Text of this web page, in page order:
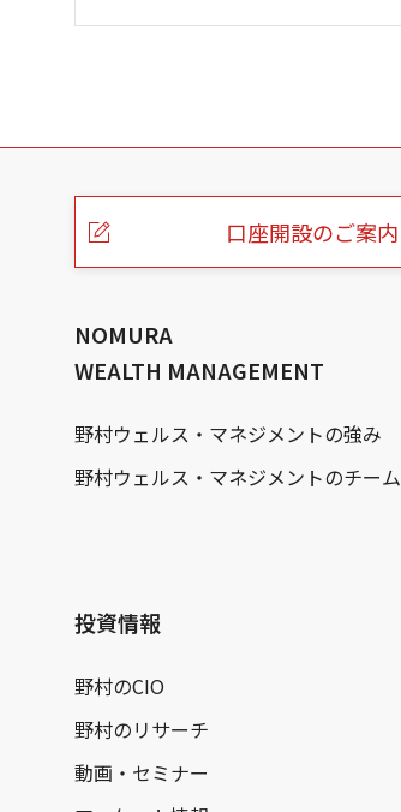
こ
口座開設のご案内
NOMURA
WEALTH MANAGEMENT
野村ウェルス・マネジメントの強み
野村ウェルス・マネジメントのチーム
投資情報
野村のCIO
野村のリサーチ
動画・セミナー